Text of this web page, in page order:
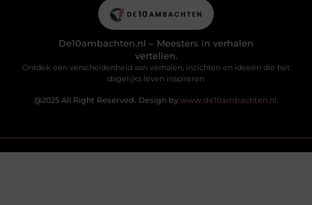
De10ambachten.nl – Meesters in verhalen
vertellen.
Ontdek een verscheidenheid aan verhalen, inzichten en ideeën die het
dagelijks leven inspireren.
@2025 All Right Reserved. Design by www.de10ambachten.nl.